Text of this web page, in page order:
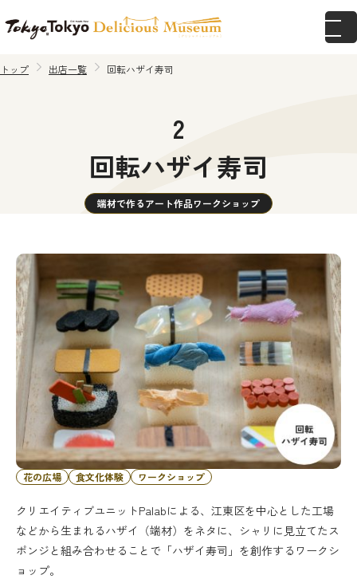
トップ 出店一覧 回転ハザイ寿司
2
回転ハザイ寿司
端材で作るアート作品ワークショップ
花の広場 食文化体験 ワークショップ
クリエイティブユニットPalabによる、江東区を中心とした工場
などから生まれるハザイ（端材）をネタに、シャリに見立てたス
ポンジと組み合わせることで「ハザイ寿司」を創作するワークシ
ョップ。